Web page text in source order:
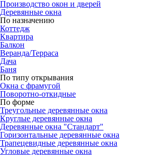
Производство окон и дверей
Деревянные окна
По назначению
Коттедж
Квартира
Балкон
Веранда/Терраса
Дача
Баня
По типу открывания
Окна с фрамугой
Поворотно-откидные
По форме
Треугольные деревянные окна
Круглые деревянные окна
Деревянные окна "Стандарт"
Горизонтальные деревянные окна
Трапецевидные деревянные окна
Угловые деревянные окна